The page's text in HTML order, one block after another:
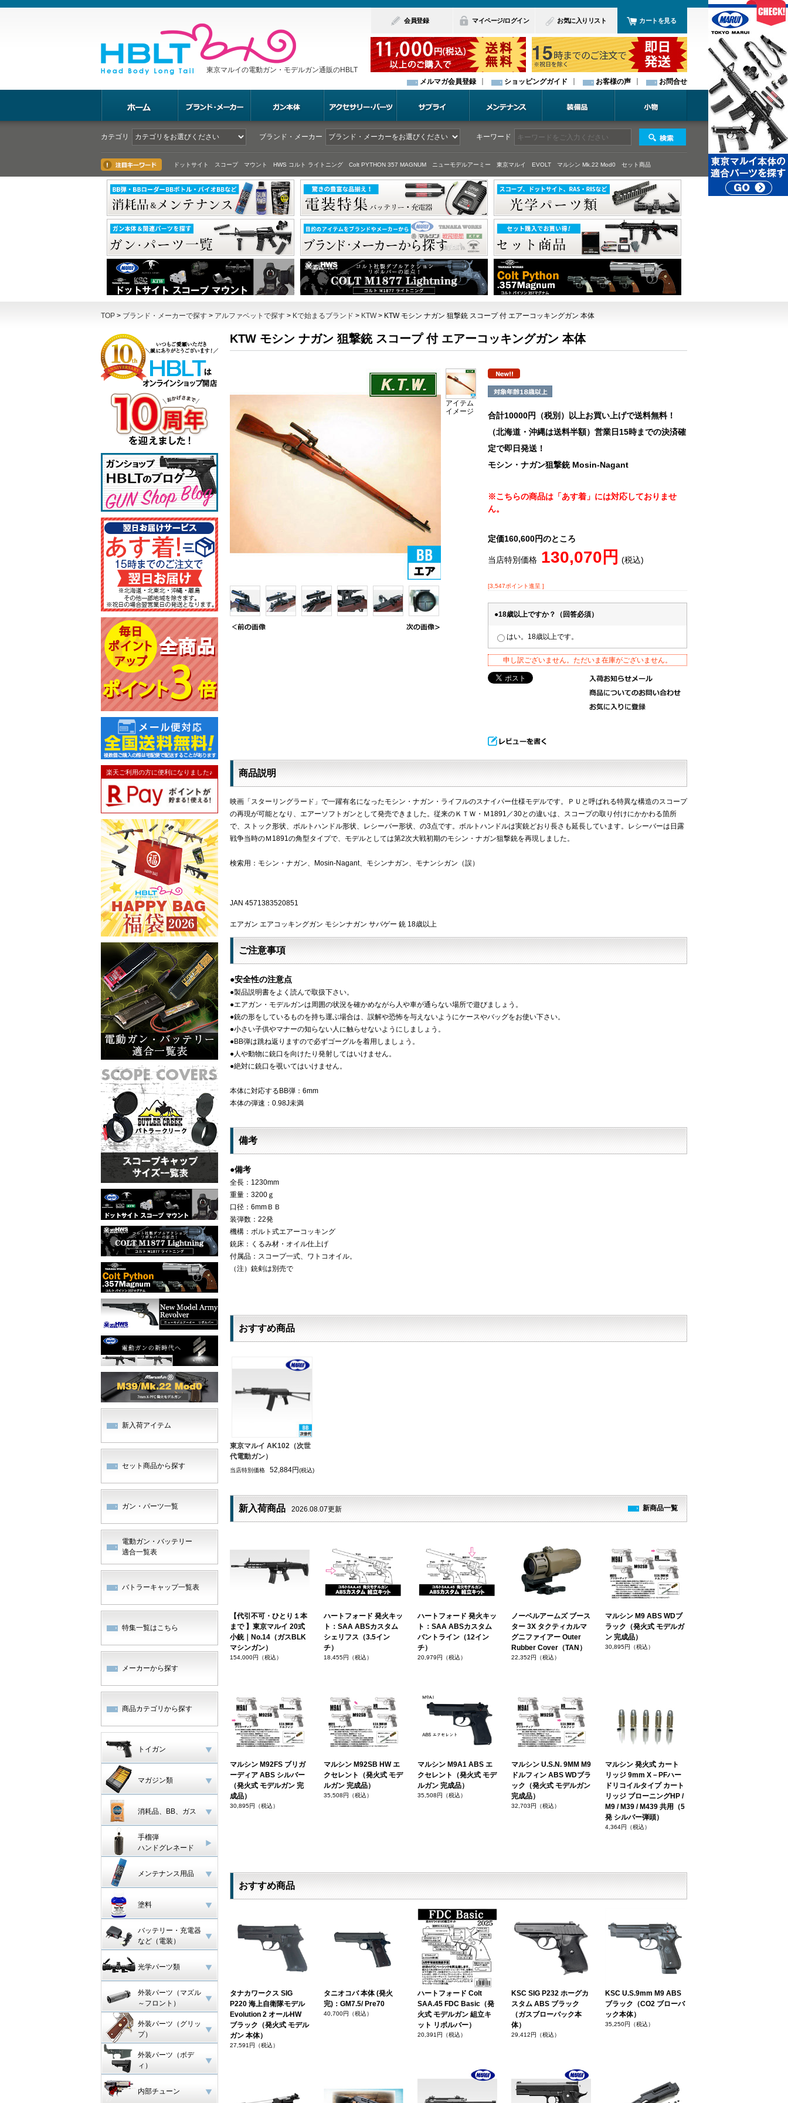
東京マルイの電動ガン・モデルガン通販のHBLT
会員登録 マイページ/ログイン お気に入りリスト カートを見る
メルマガ会員登録 ショッピングガイド お客様の声 お問合せ
カテゴリ ブランド・メーカー キーワード
ドットサイト スコープ マウント HWS コルト ライトニング Colt PYTHON 357 MAGNUM ニューモデルアーミー 東京マルイ EVOLT マルシン Mk.22 Mod0 セット商品
TOP > ブランド・メーカーで探す > アルファベットで探す > Kで始まるブランド > KTW> KTW モシン ナガン 狙撃銃 スコープ 付 エアーコッキングガン 本体
楽天ご利用の方に便利になりました♪
新入荷アイテム
セット商品から探す
ガン・パーツ一覧
電動ガン・バッテリー
適合一覧表
バトラーキャップ一覧表
特集一覧はこちら
メーカーから探す
商品カテゴリから探す
トイガン
マガジン類
消耗品、BB、ガス
手榴弾
ハンドグレネード
メンテナンス用品
塗料
バッテリー・充電器
など（電装）
光学パーツ類
外装パーツ（マズル
～フロント）
外装パーツ（グリッ
プ）
外装パーツ（ボデ
ィ）
内部チューン
KTW モシン ナガン 狙撃銃 スコープ 付 エアーコッキングガン 本体
合計10000円（税別）以上お買い上げで送料無料！
（北海道・沖縄は送料半額）営業日15時までの決済確
定で即日発送！
モシン・ナガン狙撃銃 Mosin-Nagant
※こちらの商品は「あす着」には対応しておりませ
ん。
定価160,600円のところ
当店特別価格 130,070円 (税込)
[3,547ポイント進呈 ]
●18歳以上ですか？（回答必須）
はい。18歳以上です。
申し訳ございません。ただいま在庫がございません。
アイテム
イメージ
商品説明
映画「スターリングラード」で一躍有名になったモシン・ナガン・ライフルのスナイパー仕様モデルです。ＰＵと呼ばれる特異な構造のスコープ
の再現が可能となり、エアーソフトガンとして発売できました。従来のＫＴＷ・Ｍ1891／30との違いは、スコープの取り付けにかかわる箇所
で、ストック形状、ボルトハンドル形状、レシーバー形状、の3点です。ボルトハンドルは実銃どおり長さも延長しています。レシーバーは日露
戦争当時のＭ1891の角型タイプで、モデルとしては第2次大戦初期のモシン・ナガン狙撃銃を再現しました。
検索用：モシン・ナガン、Mosin-Nagant、モシンナガン、モナンシガン（誤）
JAN 4571383520851
エアガン エアコッキングガン モシンナガン サバゲー 銃 18歳以上
ご注意事項
●安全性の注意点
●製品説明書をよく読んで取扱下さい。
●エアガン・モデルガンは周囲の状況を確かめながら人や車が通らない場所で遊びましょう。
●銃の形をしているものを持ち運ぶ場合は、誤解や恐怖を与えないようにケースやバッグをお使い下さい。
●小さい子供やマナーの知らない人に触らせないようにしましょう。
●BB弾は跳ね返りますので必ずゴーグルを着用しましょう。
●人や動物に銃口を向けたり発射してはいけません。
●絶対に銃口を覗いてはいけません。
本体に対応するBB弾：6mm
本体の弾速：0.98J未満
備考
●備考
全長：1230mm
重量：3200ｇ
口径：6mmＢＢ
装弾数：22発
機構：ボルト式エアーコッキング
銃床：くるみ材・オイル仕上げ
付属品：スコープ一式、ワトコオイル。
（注）銃剣は別売で
おすすめ商品
東京マルイ AK102（次世
代電動ガン）
当店特別価格 52,884円(税込)
新入荷商品 2026.08.07更新 新商品一覧
【代引不可・ひとり１本
まで 】東京マルイ 20式
小銃｜No.14（ガスBLK
マシンガン）
154,000円（税込）
ハートフォード 発火キッ
ト：SAA ABSカスタム
シェリフス（3.5イン
チ）
18,455円（税込）
ハートフォード 発火キッ
ト：SAA ABSカスタム
バントライン（12イン
チ）
20,979円（税込）
ノーベルアームズ ブース
ター 3X タクティカルマ
グニファイアー Outer
Rubber Cover（TAN）
22,352円（税込）
マルシン M9 ABS WDブ
ラック（発火式 モデルガ
ン 完成品）
30,895円（税込）
マルシン M92FS ブリガ
ーディア ABS シルバー
（発火式 モデルガン 完
成品）
30,895円（税込）
マルシン M92SB HW エ
クセレント（発火式 モデ
ルガン 完成品）
35,508円（税込）
マルシン M9A1 ABS エ
クセレント（発火式 モデ
ルガン 完成品）
35,508円（税込）
マルシン U.S.N. 9MM M9
ドルフィン ABS WDブラ
ック（発火式 モデルガン
完成品）
32,703円（税込）
マルシン 発火式 カート
リッジ 9mm X－PFハー
ドリコイルタイプ カート
リッジ ブローニングHP /
M9 / M39 / M439 共用（5
発 シルバー弾頭）
4,364円（税込）
おすすめ商品
タナカワークス SIG
P220 海上自衛隊モデル
Evolution 2 オールHW
ブラック（発火式 モデル
ガン 本体）
27,591円（税込）
タニオコバ 本体 (発火
完)：GM7.5/ Pre70
40,700円（税込）
ハートフォード Colt
SAA.45 FDC Basic（発
火式 モデルガン 組立キ
ット リボルバー）
20,391円（税込）
KSC SIG P232 ホーグカ
スタム ABS ブラック
（ガスブローバック本
体）
29,412円（税込）
KSC U.S.9mm M9 ABS
ブラック（CO2 ブローバ
ック本体）
35,250円（税込）